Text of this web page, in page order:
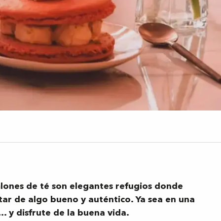
de té son elegantes refugios donde
de algo bueno y auténtico. Ya sea en una
y disfrute de la buena vida.